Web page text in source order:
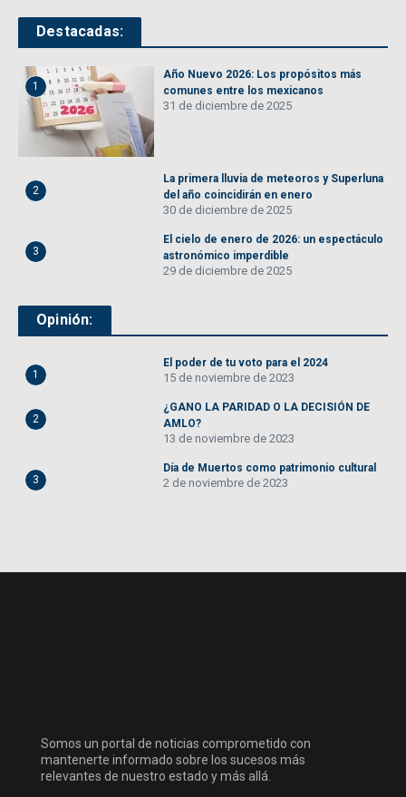
Destacadas:
1
Año Nuevo 2026: Los propósitos más
comunes entre los mexicanos
31 de diciembre de 2025
2
La primera lluvia de meteoros y Superluna
del año coincidirán en enero
30 de diciembre de 2025
3
El cielo de enero de 2026: un espectáculo
astronómico imperdible
29 de diciembre de 2025
Opinión:
1
El poder de tu voto para el 2024
15 de noviembre de 2023
2
¿GANO LA PARIDAD O LA DECISIÓN DE
AMLO?
13 de noviembre de 2023
3
Día de Muertos como patrimonio cultural
2 de noviembre de 2023
Somos un portal de noticias comprometido con
mantenerte informado sobre los sucesos más
relevantes de nuestro estado y más allá.